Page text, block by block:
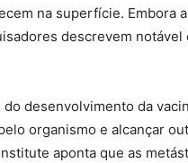
na superfície. Embora
descrevem
desenvolvimento da
organismo e alcançar
aponta que as